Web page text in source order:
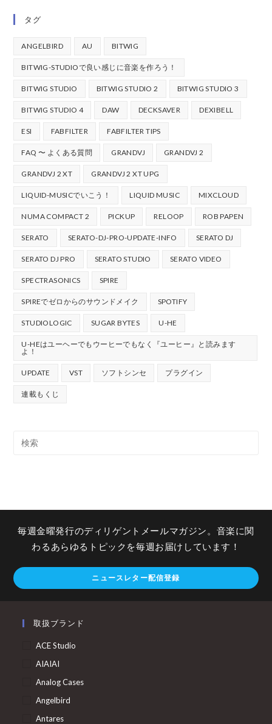
タグ
ANGELBIRD AU BITWIG
BITWIG-STUDIOで良い感じに音楽を作ろう！
BITWIG STUDIO BITWIG STUDIO 2 BITWIG STUDIO 3
BITWIG STUDIO 4 DAW DECKSAVER DEXIBELL
ESI FABFILTER FABFILTER TIPS
FAQ 〜 よくある質問 GRANDVJ GRANDVJ 2
GRANDVJ 2 XT GRANDVJ 2 XT UPG
LIQUID-MUSICでいこう！ LIQUID MUSIC MIXCLOUD
NUMA COMPACT 2 PICKUP RELOOP ROB PAPEN
SERATO SERATO-DJ-PRO-UPDATE-INFO SERATO DJ
SERATO DJ PRO SERATO STUDIO SERATO VIDEO
SPECTRASONICS SPIRE
SPIREでゼロからのサウンドメイク SPOTIFY
STUDIOLOGIC SUGAR BYTES U-HE
U-HEはユーヘーでもウーヒーでもなく『ユーヒー』と読みます
よ！
UPDATE VST ソフトシンセ プラグイン
連載もくじ
毎週金曜発行のディリゲントメールマガジン。音楽に関
わるあらゆるトピックを毎週お届けしています！
ニュースレター配信登録
取扱ブランド
ACE Studio
AIAIAI
Analog Cases
Angelbird
Antares